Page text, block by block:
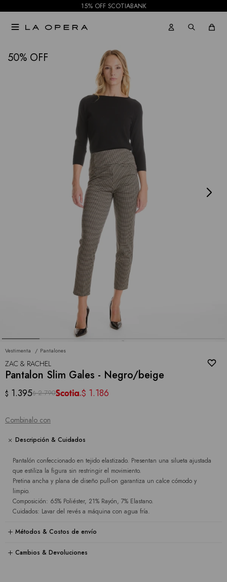
15% OFF SCOTIABANK

50
Vestimenta Pantalones
ZAC & RACHEL
Pantalon Slim Gales - Negro/beige
$ 1.395$ 2.790 $ 1.186
Combinalo con
Descripción & Cuidados
Pantalón confeccionado en tejido elastizado. Presentan una silueta ajustada
que estiliza la figura sin restringir el movimiento.
Pretina ancha y plana de diseño pull-on garantiza un calce cómodo y
limpio.
Composición: 65% Poliéster, 21% Rayón, 7% Elastano.
Cuidados: Lavar del revés a máquina con agua fría.
Métodos & Costos de envío
Cambios & Devoluciones
NOTIFICARME